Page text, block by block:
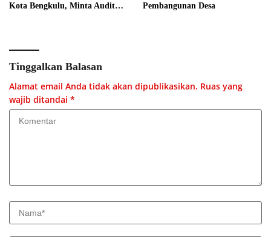
Kota Bengkulu, Minta Audit
Pembangunan Desa
Tinggalkan Balasan
Alamat email Anda tidak akan dipublikasikan. Ruas yang
wajib ditandai *